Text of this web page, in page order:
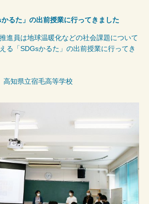
るた」の出前授業に行ってきました
進員は地球温暖化などの社会課題について
る「SDGsかるた」の出前授業に行ってき
知県立宿毛高等学校